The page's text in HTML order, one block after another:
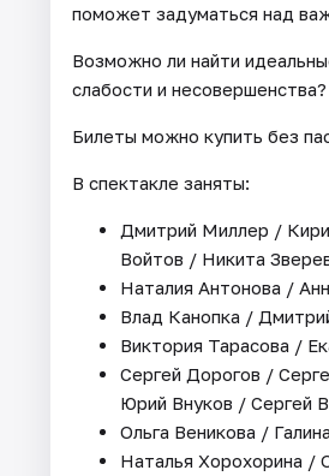
поможет задуматься над
Возможно ли найти
слабости и несовершенства?
Билеты можно купить без
В спектакле заняты:
Дмитрий Миллер /
Войтов / Никита
Наталия Антонова /
Влад Канопка /
Виктория Тарасова /
Сергей Дорогов /
Юрий Внуков / Сергей
Ольга Веникова /
Наталья Хорохорина /